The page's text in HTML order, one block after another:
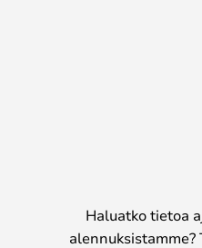
Haluatko tietoa